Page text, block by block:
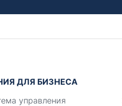
ДЛЯ БИЗНЕСА
управления